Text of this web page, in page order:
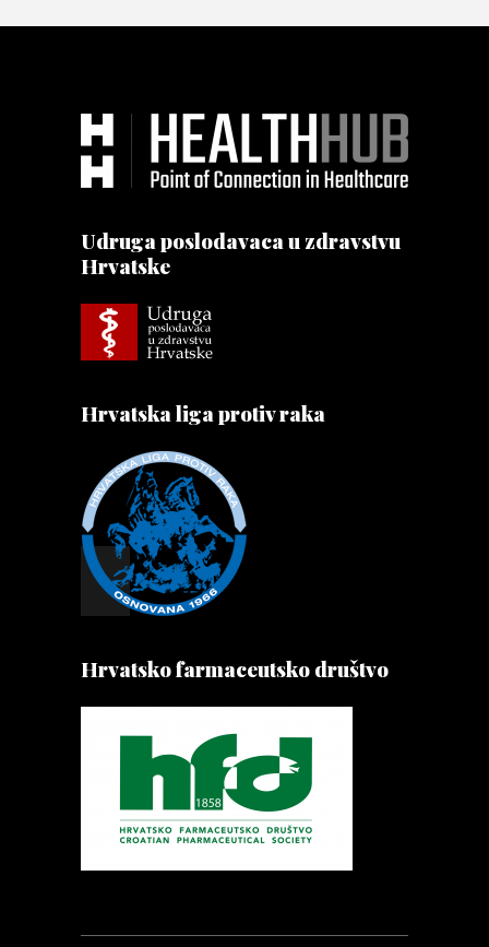
Udruga poslodavaca u zdravstvu
Hrvatske
Hrvatska liga protiv raka
Hrvatsko farmaceutsko društvo